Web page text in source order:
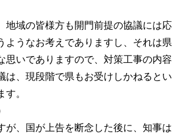
域の皆様方も開門前提の協議には応
ようなお考えでありますし、それは県
思いでありますので、対策工事の内容
は、現段階で県もお受けしかねるとい
す。
が、国が上告を断念した後に、知事は